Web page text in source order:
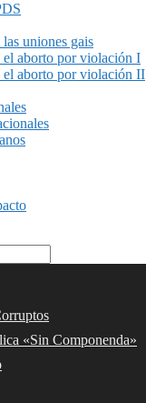
uniones gais
el aborto por violación I
el aborto por violación II
«Sin Componenda»